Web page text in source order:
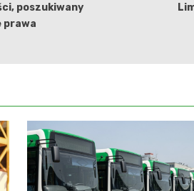
poszukiwany
prawa